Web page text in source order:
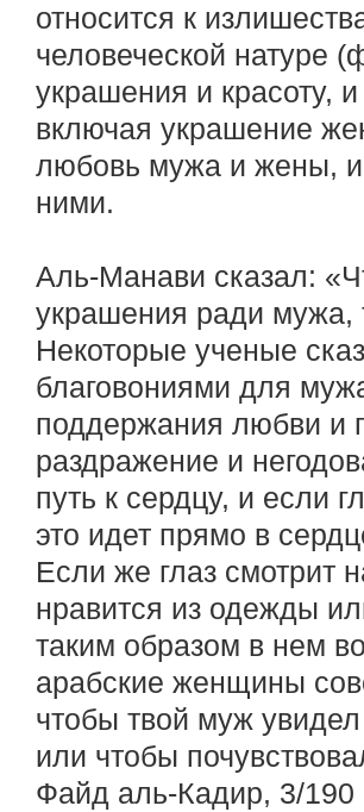
относится к
человеческой натуре
украшения и красоту,
включая украшение
любовь мужа и жены,
ними.
Аль-Манави сказал:
украшения ради мужа,
Некоторые ученые
благовониями для
поддержания любви и
раздражение и
путь к сердцу, и если
это идет прямо в
Если же глаз смотрит
нравится из одежды
таким образом в нем
арабские женщины
чтобы твой муж
или чтобы
Файд аль-Кадир, 3/190